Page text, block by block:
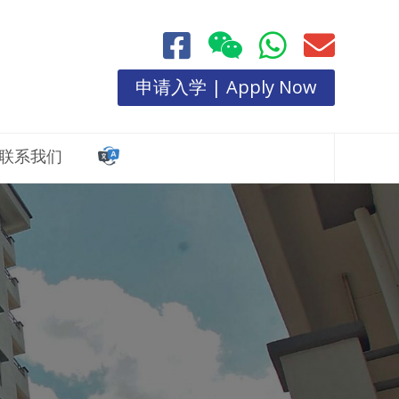
申请入学 | Apply Now
系我们